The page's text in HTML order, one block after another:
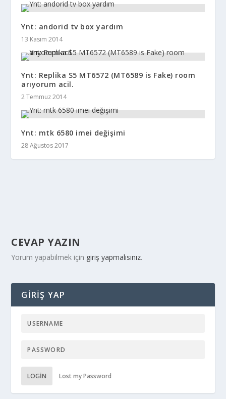
Ynt: andorid tv box yardım
13 Kasım 2014
Ynt: Replika S5 MT6572 (MT6589 is Fake) room
arıyorum acil.
2 Temmuz 2014
Ynt: mtk 6580 imei değişimi
28 Ağustos 2017
CEVAP YAZIN
Yorum yapabilmek için giriş yapmalısınız.
GIRIŞ YAP
LOGIN Lost my Password